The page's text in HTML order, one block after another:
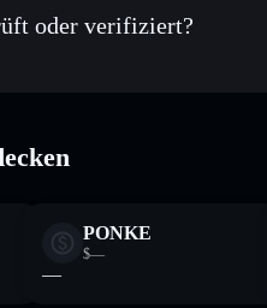
oder verifiziert?
PONKE
$—
—